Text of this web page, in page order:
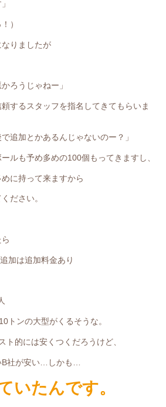
）
りましたが
ろうじゃねー」
頼するスタッフを指名してきてもらいま
追加とかあるんじゃないのー？」
ルも予め多めの100個もってきますし、
に持って来ますから
ださい。
加は追加料金あり
トンの大型がくるそうな。
ト的には安くつくだろうけど、
B社が安い…しかも…
いたんです。